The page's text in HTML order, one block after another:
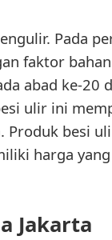
Pada
faktor
abad ke-20
ulir ini
Produk besi
harga
Jakarta